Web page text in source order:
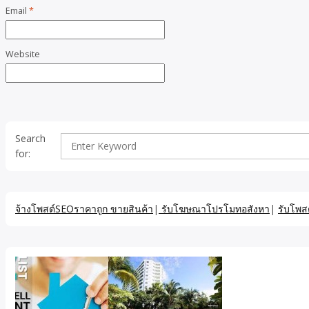
Email *
Website
Search
for:
จ้างโพสต์SEOราคาถูก ขายสินค้า | รับโฆษณาโปรโมทอสังหา | รับโพ